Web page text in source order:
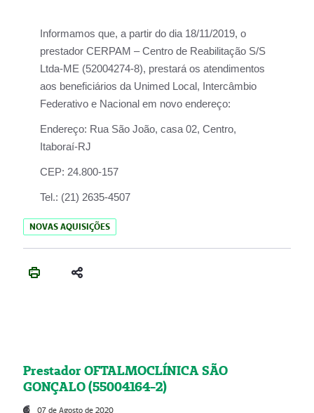
Informamos que, a partir do dia 18/11/2019, o
prestador CERPAM – Centro de Reabilitação S/S
Ltda-ME (52004274-8), prestará os atendimentos
aos beneficiários da Unimed Local, Intercâmbio
Federativo e Nacional em novo endereço:
Endereço: Rua São João, casa 02, Centro,
Itaboraí-RJ
CEP: 24.800-157
Tel.: (21) 2635-4507
NOVAS AQUISIÇÕES
Prestador OFTALMOCLÍNICA SÃO
GONÇALO (55004164-2)
07 de Agosto de 2020